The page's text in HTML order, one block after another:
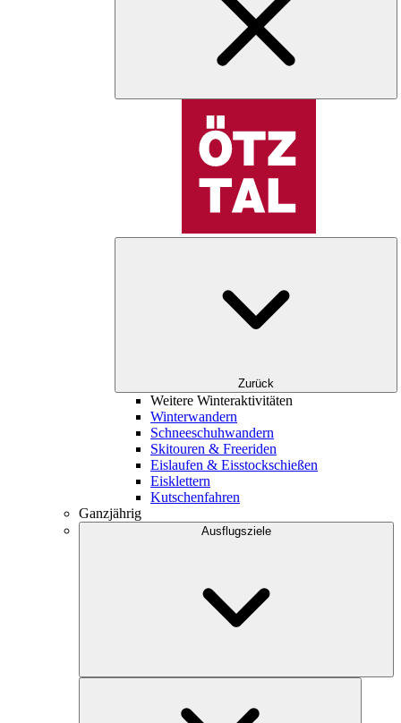
Zurück
Weitere Winteraktivitäten
Winterwandern
Schneeschuhwandern
Skitouren & Freeriden
Eislaufen & Eisstockschießen
Eisklettern
Kutschenfahren
Ganzjährig
Ausflugsziele